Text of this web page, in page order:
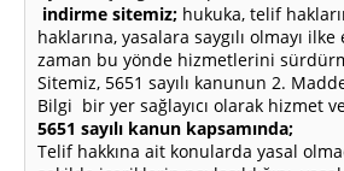
indirme sitemiz; hukuka, telif
haklarına, yasalara saygılı olmayı
zaman bu yönde hizmetlerini
Sitemiz, 5651 sayılı kanunun 2.
Bilgi bir yer sağlayıcı olarak hizmet
5651 sayılı kanun kapsamında;
Telif hakkına ait konularda yasal